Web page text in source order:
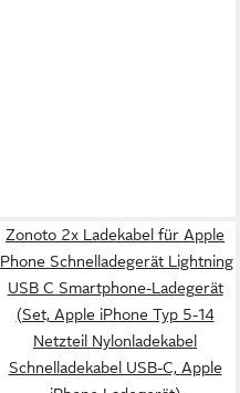
Zonoto 2x Ladekabel für Apple
Schnelladegerät Lightning
USB C Smartphone-Ladegerät
(Set, Apple iPhone Typ 5-14
Netzteil Nylonladekabel
Schnelladekabel USB-C, Apple